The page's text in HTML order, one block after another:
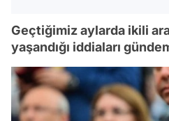
Geçtiğimiz aylarda ikili
yaşandığı iddiaları